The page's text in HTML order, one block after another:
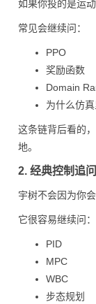
如果你投的是运
常见会继续问：
PPO
奖励函数
Domain
为什么仿
这条链背后看的
地。
2. 经典控制追
宇树不会因为你
它很容易继续问：
PID
MPC
WBC
步态规划